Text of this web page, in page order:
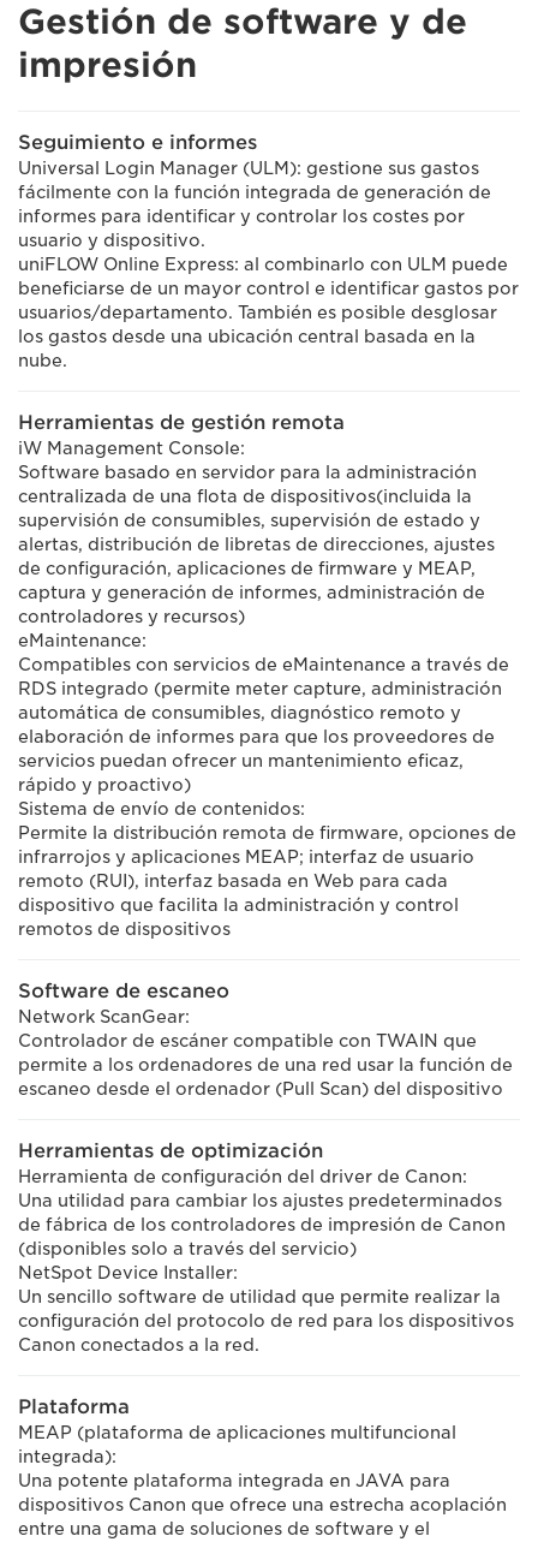
Gestión de software y de
impresión
Seguimiento e informes
Universal Login Manager (ULM): gestione sus gastos
fácilmente con la función integrada de generación de
informes para identificar y controlar los costes por
usuario y dispositivo.
uniFLOW Online Express: al combinarlo con ULM puede
beneficiarse de un mayor control e identificar gastos por
usuarios/departamento. También es posible desglosar
los gastos desde una ubicación central basada en la
nube.
Herramientas de gestión remota
iW Management Console:
Software basado en servidor para la administración
centralizada de una flota de dispositivos(incluida la
supervisión de consumibles, supervisión de estado y
alertas, distribución de libretas de direcciones, ajustes
de configuración, aplicaciones de firmware y MEAP,
captura y generación de informes, administración de
controladores y recursos)
eMaintenance:
Compatibles con servicios de eMaintenance a través de
RDS integrado (permite meter capture, administración
automática de consumibles, diagnóstico remoto y
elaboración de informes para que los proveedores de
servicios puedan ofrecer un mantenimiento eficaz,
rápido y proactivo)
Sistema de envío de contenidos:
Permite la distribución remota de firmware, opciones de
infrarrojos y aplicaciones MEAP; interfaz de usuario
remoto (RUI), interfaz basada en Web para cada
dispositivo que facilita la administración y control
remotos de dispositivos
Software de escaneo
Network ScanGear:
Controlador de escáner compatible con TWAIN que
permite a los ordenadores de una red usar la función de
escaneo desde el ordenador (Pull Scan) del dispositivo
Herramientas de optimización
Herramienta de configuración del driver de Canon:
Una utilidad para cambiar los ajustes predeterminados
de fábrica de los controladores de impresión de Canon
(disponibles solo a través del servicio)
NetSpot Device Installer:
Un sencillo software de utilidad que permite realizar la
configuración del protocolo de red para los dispositivos
Canon conectados a la red.
Plataforma
MEAP (plataforma de aplicaciones multifuncional
integrada):
Una potente plataforma integrada en JAVA para
dispositivos Canon que ofrece una estrecha acoplación
entre una gama de soluciones de software y el